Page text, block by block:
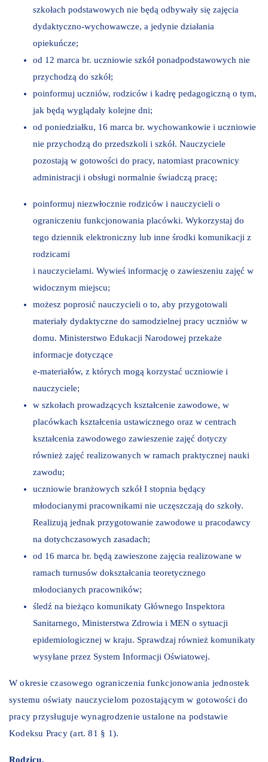
szkołach podstawowych nie będą odbywały się zajęcia
dydaktyczno-wychowawcze, a jedynie działania
opiekuńcze;
od 12 marca br. uczniowie szkół ponadpodstawowych nie
przychodzą do szkół;
poinformuj uczniów, rodziców i kadrę pedagogiczną o tym,
jak będą wyglądały kolejne dni;
od poniedziałku, 16 marca br. wychowankowie i uczniowie
nie przychodzą do przedszkoli i szkół. Nauczyciele
pozostają w gotowości do pracy, natomiast pracownicy
administracji i obsługi normalnie świadczą pracę;
poinformuj niezwłocznie rodziców i nauczycieli o
ograniczeniu funkcjonowania placówki. Wykorzystaj do
tego dziennik elektroniczny lub inne środki komunikacji z
rodzicami
i nauczycielami. Wywieś informację o zawieszeniu zajęć w
widocznym miejscu;
możesz poprosić nauczycieli o to, aby przygotowali
materiały dydaktyczne do samodzielnej pracy uczniów w
domu. Ministerstwo Edukacji Narodowej przekaże
informacje dotyczące
e-materiałów, z których mogą korzystać uczniowie i
nauczyciele;
w szkołach prowadzących kształcenie zawodowe, w
placówkach kształcenia ustawicznego oraz w centrach
kształcenia zawodowego zawieszenie zajęć dotyczy
również zajęć realizowanych w ramach praktycznej nauki
zawodu;
uczniowie branżowych szkół I stopnia będący
młodocianymi pracownikami nie uczęszczają do szkoły.
Realizują jednak przygotowanie zawodowe u pracodawcy
na dotychczasowych zasadach;
od 16 marca br. będą zawieszone zajęcia realizowane w
ramach turnusów dokształcania teoretycznego
młodocianych pracowników;
śledź na bieżąco komunikaty Głównego Inspektora
Sanitarnego, Ministerstwa Zdrowia i MEN o sytuacji
epidemiologicznej w kraju. Sprawdzaj również komunikaty
wysyłane przez System Informacji Oświatowej.
W okresie czasowego ograniczenia funkcjonowania jednostek
systemu oświaty nauczycielom pozostającym w gotowości do
pracy przysługuje wynagrodzenie ustalone na podstawie
Kodeksu Pracy (art. 81 § 1).
Rodzicu,